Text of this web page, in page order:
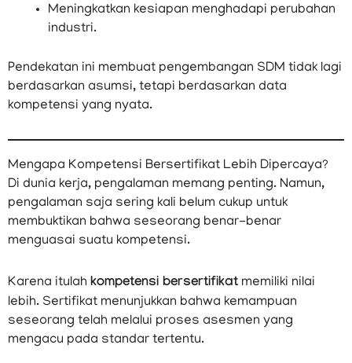
Meningkatkan kesiapan menghadapi perubahan
industri.
Pendekatan ini membuat pengembangan SDM tidak lagi
berdasarkan asumsi, tetapi berdasarkan data
kompetensi yang nyata.
Mengapa Kompetensi Bersertifikat Lebih Dipercaya?
Di dunia kerja, pengalaman memang penting. Namun,
pengalaman saja sering kali belum cukup untuk
membuktikan bahwa seseorang benar-benar
menguasai suatu kompetensi.
Karena itulah kompetensi bersertifikat memiliki nilai
lebih. Sertifikat menunjukkan bahwa kemampuan
seseorang telah melalui proses asesmen yang
mengacu pada standar tertentu.